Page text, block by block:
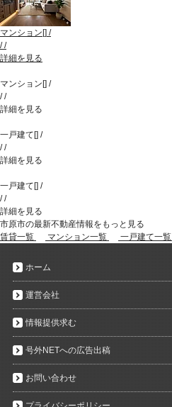
マンション[] /
//
詳細を見る
マンション[] /
//
詳細を見る
一戸建て[] /
//
詳細を見る
一戸建て[] /
//
詳細を見る
市原市の最新不動産情報をもっと見る
賃貸一覧
マンション一覧 一戸建て一覧
ホーム
運営会社
情報提供求む
号外NETへの広告出稿
お問い合わせ